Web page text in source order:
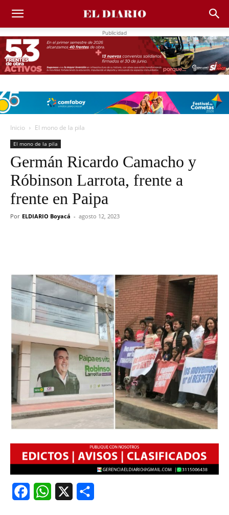
Publicidad
Inicio El mono de la pila
El mono de la pila
Germán Ricardo Camacho y
Róbinson Larrota, frente a
frente en Paipa
Por ELDIARIO Boyacá - agosto 12, 2023
FacebookWhatsApp